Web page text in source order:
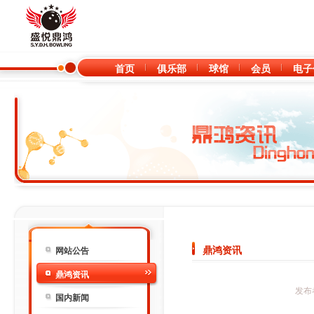
首页 俱乐部 球馆 会员 电
网站公告
鼎鸿资讯
国内新闻
鼎鸿资讯
发